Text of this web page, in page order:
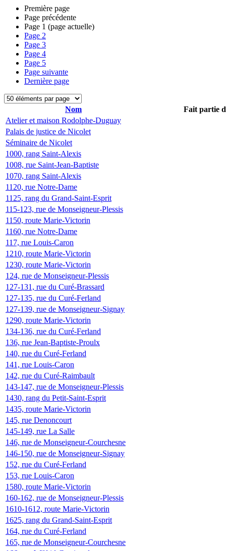
Première page
Page précédente
Page 1 (page actuelle)
Page 2
Page 3
Page 4
Page 5
Page suivante
Dernière page
Nom
Fait partie
Atelier et maison Rodolphe-Duguay
Palais de justice de Nicolet
Séminaire de Nicolet
1000, rang Saint-Alexis
1008, rue Saint-Jean-Baptiste
1070, rang Saint-Alexis
1120, rue Notre-Dame
1125, rang du Grand-Saint-Esprit
115-123, rue de Monseigneur-Plessis
1150, route Marie-Victorin
1160, rue Notre-Dame
117, rue Louis-Caron
1210, route Marie-Victorin
1230, route Marie-Victorin
124, rue de Monseigneur-Plessis
127-131, rue du Curé-Brassard
127-135, rue du Curé-Ferland
127-139, rue de Monseigneur-Signay
1290, route Marie-Victorin
134-136, rue du Curé-Ferland
136, rue Jean-Baptiste-Proulx
140, rue du Curé-Ferland
141, rue Louis-Caron
142, rue du Curé-Raimbault
143-147, rue de Monseigneur-Plessis
1430, rang du Petit-Saint-Esprit
1435, route Marie-Victorin
145, rue Denoncourt
145-149, rue La Salle
146, rue de Monseigneur-Courchesne
146-150, rue de Monseigneur-Signay
152, rue du Curé-Ferland
153, rue Louis-Caron
1580, route Marie-Victorin
160-162, rue de Monseigneur-Plessis
1610-1612, route Marie-Victorin
1625, rang du Grand-Saint-Esprit
164, rue du Curé-Ferland
165, rue de Monseigneur-Courchesne